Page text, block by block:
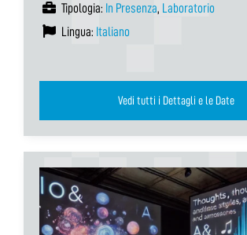
Tipologia: In Presenza, Laboratorio
Lingua: Italiano
Vedi tutti i Dettagli e le Date